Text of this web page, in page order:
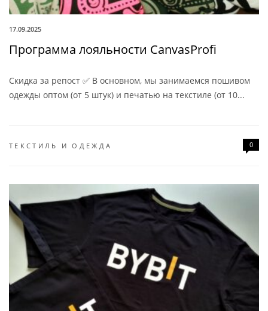
17.09.2025
Программа лояльности CanvasProfi
Скидка за репост ✅ В основном, мы занимаемся пошивом
одежды оптом (от 5 штук) и печатью на текстиле (от 10...
ТЕКСТИЛЬ И ОДЕЖДА 0